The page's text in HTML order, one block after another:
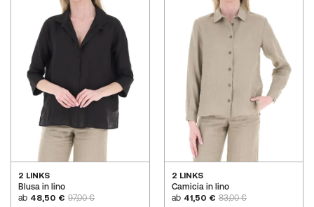
2 LINKS
Blusa in lino
ab 48,50 € 97,00 €
2 LINKS
Camicia in lino
ab 41,50 € 83,00 €